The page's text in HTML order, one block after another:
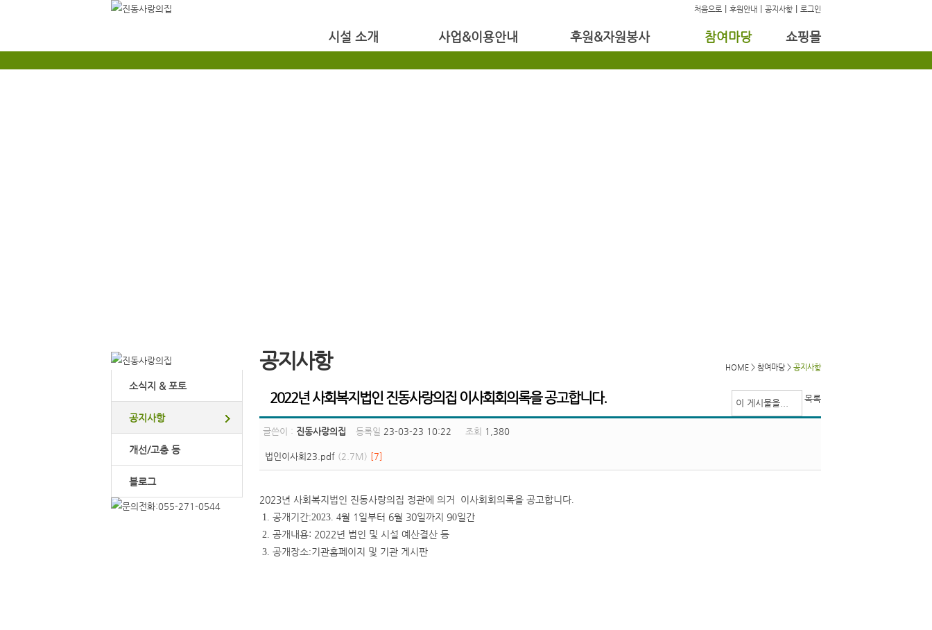
처음으로 후원안내 공지사항| 로그인
시설 소개 사업&이용안내 후원&자원봉사 참여마당 쇼핑몰
소식지 & 포토
공지사항
개선/고충 등
블로그
공지사항 HOME > 참여마당 > 공지사항
2022년 사회복지법인 진동사랑의집 이사회회의록을 공고합니다. 이 게시물을... 목록
글쓴이 : 진동사랑의집 등록일 23-03-23 10:22 조회 1,380
법인이사회23.pdf (2.7M) [7]
2023년 사회복지법인 진동사랑의집 정관에 의거 이 사회회의록을 공고합니다
1. 공개기간:2023. 4월 1일부터 6월 30일까지 90일간
2. 공개내용: 2022년 법인 및 시설 예산결산 등
3. 공개장소:기관홈페이지 및 기관 게시판